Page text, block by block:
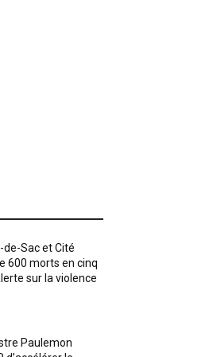
de-Sac et Cité
600 morts en cinq
sur la violence
Paulemon